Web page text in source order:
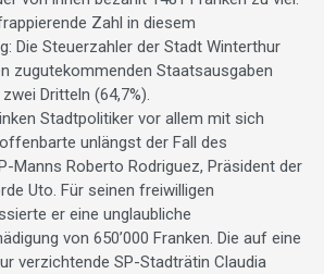
Zahl in diesem
Die Steuerzahler der Stadt Winterthur
zugutekommenden Staatsausgaben
Dritteln (64,7%).
Stadtpolitiker vor allem mit sich
unlängst der Fall des
Manns Roberto Rodriguez, Präsident der
Uto. Für seinen freiwilligen
er eine unglaubliche
von 650’000 Franken. Die auf eine
verzichtende SP-Stadträtin Claudia